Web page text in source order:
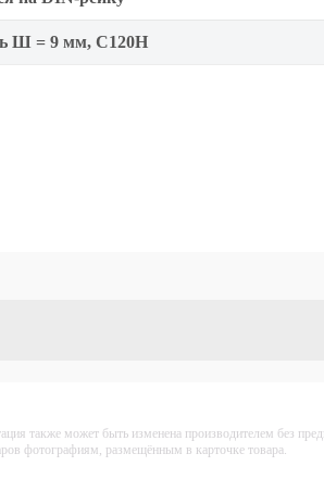
Ш = 9 мм, C120H
также может быть изменена производителем без
фотографиям, размещённым в карточке товара.